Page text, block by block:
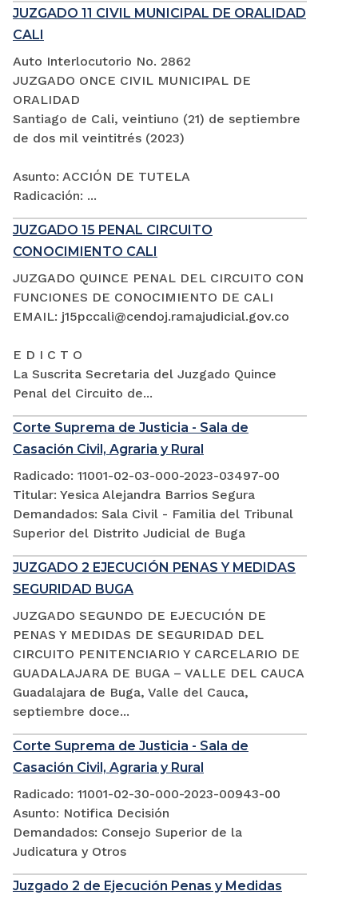
JUZGADO 11 CIVIL MUNICIPAL DE ORALIDAD
CALI
Auto Interlocutorio No. 2862
JUZGADO ONCE CIVIL MUNICIPAL DE
ORALIDAD
Santiago de Cali, veintiuno (21) de septiembre
de dos mil veintitrés (2023)
Asunto: ACCIÓN DE TUTELA
Radicación: ...
JUZGADO 15 PENAL CIRCUITO
CONOCIMIENTO CALI
JUZGADO QUINCE PENAL DEL CIRCUITO CON
FUNCIONES DE CONOCIMIENTO DE CALI
EMAIL: j15pccali@cendoj.ramajudicial.gov.co
E D I C T O
La Suscrita Secretaria del Juzgado Quince
Penal del Circuito de...
Corte Suprema de Justicia - Sala de
Casación Civil, Agraria y Rural
Radicado: 11001-02-03-000-2023-03497-00
Titular: Yesica Alejandra Barrios Segura
Demandados: Sala Civil - Familia del Tribunal
Superior del Distrito Judicial de Buga
JUZGADO 2 EJECUCIÓN PENAS Y MEDIDAS
SEGURIDAD BUGA
JUZGADO SEGUNDO DE EJECUCIÓN DE
PENAS Y MEDIDAS DE SEGURIDAD DEL
CIRCUITO PENITENCIARIO Y CARCELARIO DE
GUADALAJARA DE BUGA – VALLE DEL CAUCA
Guadalajara de Buga, Valle del Cauca,
septiembre doce...
Corte Suprema de Justicia - Sala de
Casación Civil, Agraria y Rural
Radicado: 11001-02-30-000-2023-00943-00
Asunto: Notifica Decisión
Demandados: Consejo Superior de la
Judicatura y Otros
Juzgado 2 de Ejecución Penas y Medidas